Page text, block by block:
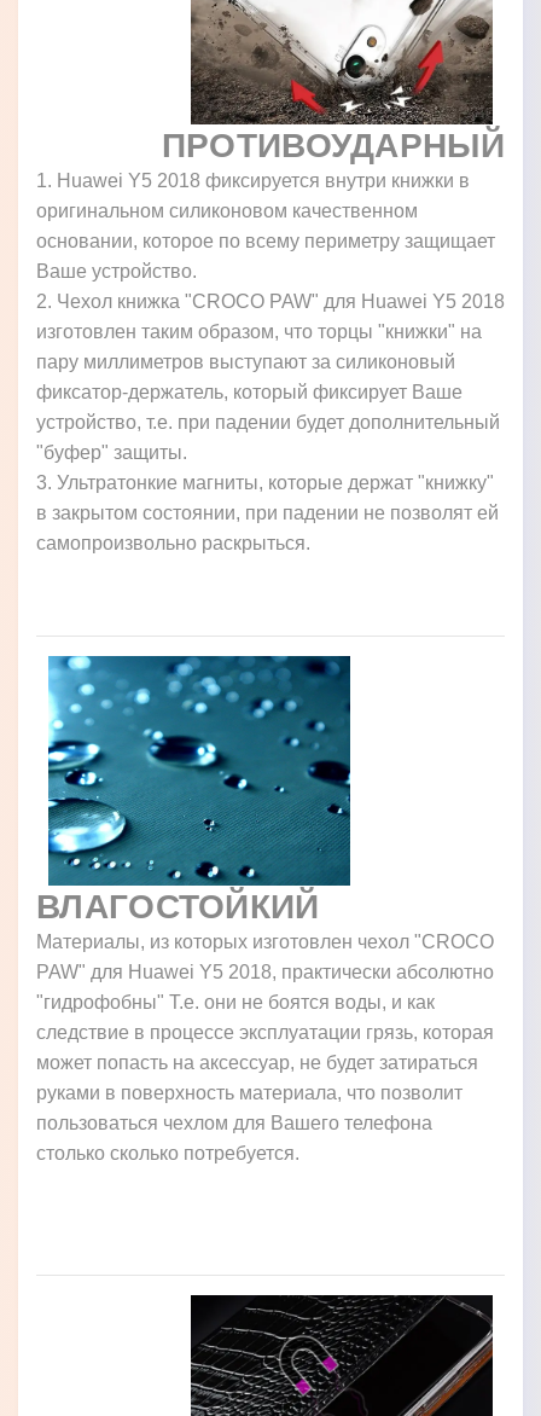
ПРОТИВОУДАРНЫЙ
1. Huawei Y5 2018 фиксируется внутри книжки в
оригинальном силиконовом качественном
основании, которое по всему периметру защищает
Ваше устройство.
2. Чехол книжка "CROCO PAW" для Huawei Y5 2018
изготовлен таким образом, что торцы "книжки" на
пару миллиметров выступают за силиконовый
фиксатор-держатель, который фиксирует Ваше
устройство, т.е. при падении будет дополнительный
"буфер" защиты.
3. Ультратонкие магниты, которые держат "книжку"
в закрытом состоянии, при падении не позволят ей
самопроизвольно раскрыться.
ВЛАГОСТОЙКИЙ
Материалы, из которых изготовлен чехол "CROCO
PAW" для Huawei Y5 2018, практически абсолютно
"гидрофобны" Т.е. они не боятся воды, и как
следствие в процессе эксплуатации грязь, которая
может попасть на аксессуар, не будет затираться
руками в поверхность материала, что позволит
пользоваться чехлом для Вашего телефона
столько сколько потребуется.